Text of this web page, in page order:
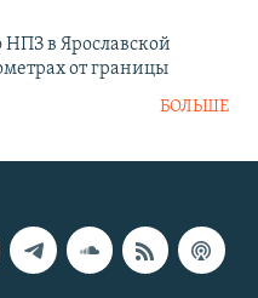
НПЗ в Ярославской
от границы
БОЛЬШЕ